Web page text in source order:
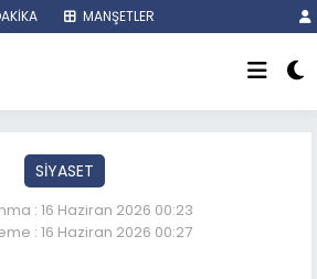
MANŞETLER
SİYASET
: 16 Haziran 2026 00:23
: 16 Haziran 2026 00:27